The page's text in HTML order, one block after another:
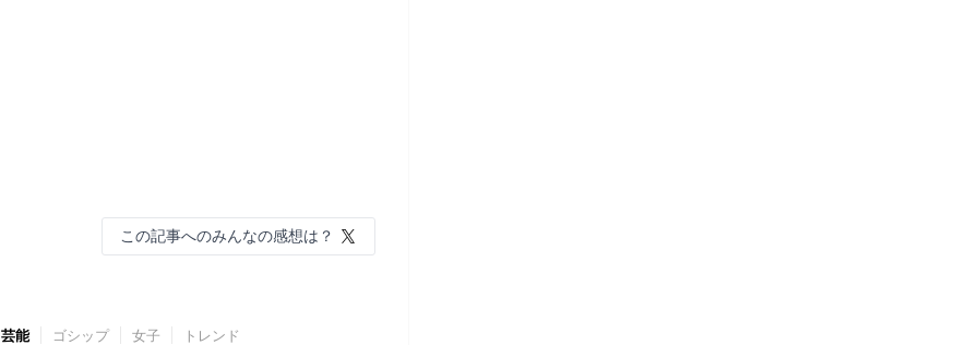
この記事へのみんなの感想は？
芸能 ゴシップ 女子 トレンド